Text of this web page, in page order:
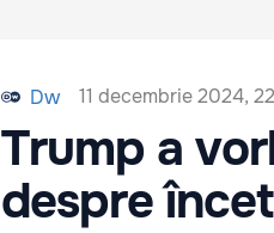
Dw 11 decembrie 2024,
Trump a
despre